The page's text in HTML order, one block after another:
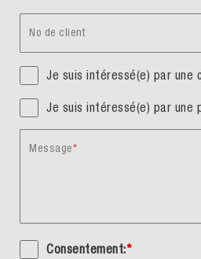
No de client
Je suis intéressé(e) par une
Je suis intéressé(e) par une
Message
Consentement:*